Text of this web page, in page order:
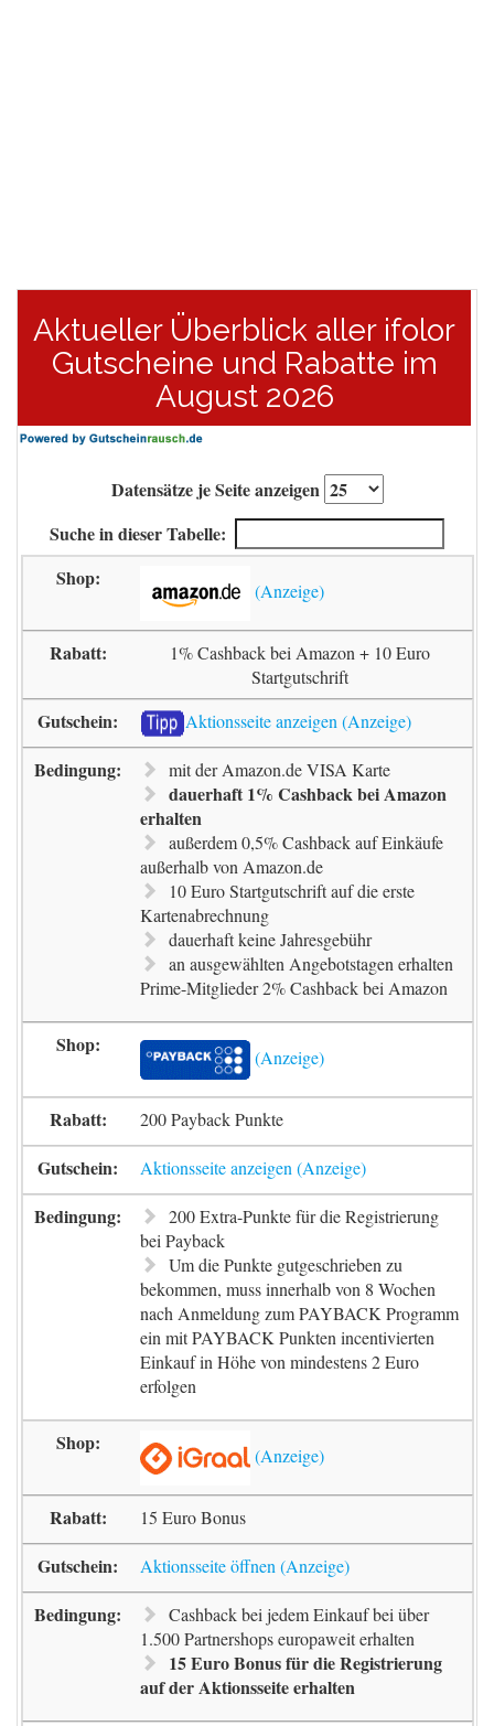
Aktueller Überblick aller ifolor
Gutscheine und Rabatte im
August 2026
Datensätze je Seite anzeigen
Suche in dieser Tabelle:
1% Cashback bei Amazon + 10 Euro
Startgutschrift
Aktionsseite anzeigen
mit der Amazon.de VISA Karte
dauerhaft 1% Cashback bei Amazon
erhalten
außerdem 0,5% Cashback auf Einkäufe
außerhalb von Amazon.de
10 Euro Startgutschrift auf die erste
Kartenabrechnung
dauerhaft keine Jahresgebühr
an ausgewählten Angebotstagen erhalten
Prime-Mitglieder 2% Cashback bei Amazon
200 Payback Punkte
Aktionsseite anzeigen
200 Extra-Punkte für die Registrierung
bei Payback
Um die Punkte gutgeschrieben zu
bekommen, muss innerhalb von 8 Wochen
nach Anmeldung zum PAYBACK Programm
ein mit PAYBACK Punkten incentivierten
Einkauf in Höhe von mindestens 2 Euro
erfolgen
15 Euro Bonus
Aktionsseite öffnen
Cashback bei jedem Einkauf bei über
1.500 Partnershops europaweit erhalten
15 Euro Bonus für die Registrierung
auf der Aktionsseite erhalten